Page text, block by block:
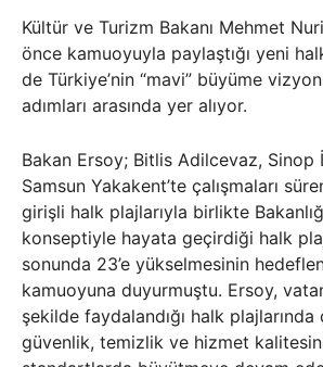
Kültür ve Turizm Bakanı Mehmet
önce kamuoyuyla paylaştığı yeni
de Türkiye’nin “mavi” büyüme
adımları arasında yer alıyor.
Bakan Ersoy; Bitlis Adilcevaz, Sinop
Samsun Yakakent’te çalışmaları
girişli halk plajlarıyla birlikte
konseptiyle hayata geçirdiği halk
sonunda 23’e yükselmesinin
kamuoyuna duyurmuştu. Ersoy,
şekilde faydalandığı halk
güvenlik, temizlik ve hizmet